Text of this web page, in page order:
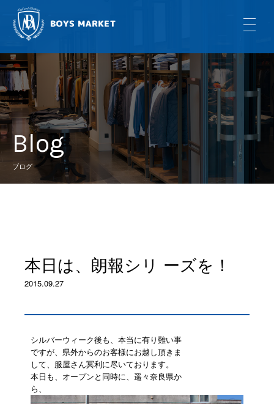
Blog
ブログ
本日は、朗報シリ ーズを！
2015.09.27
シルバーウィーク後も、本当に有り難い事
ですが、県外からのお客様にお越し頂きま
して、服屋さん冥利に尽いております。
本日も、オープンと同時に、遥々奈良県か
ら、